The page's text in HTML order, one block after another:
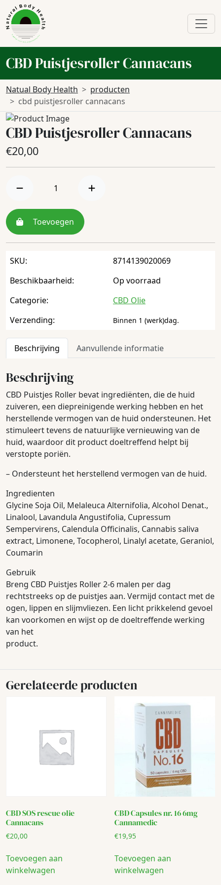
CBD Puistjesroller Cannacans
Natual Body Health
producten
cbd puistjesroller cannacans
CBD Puistjesroller Cannacans
€20,00
Toevoegen
SKU:
8714139020069
Beschikbaarheid:
Op voorraad
Categorie:
CBD Olie
Verzending:
Binnen 1 (werk)dag.
Beschrijving Aanvullende informatie
Beschrijving
CBD Puistjes Roller bevat ingrediënten, die de huid
zuiveren, een diepreinigende werking hebben en het
herstellende vermogen van de huid ondersteunen. Het
stimuleert tevens de natuurlijke vernieuwing van de
huid, waardoor dit product doeltreffend helpt bij
verstopte poriën.
– Ondersteunt het herstellend vermogen van de huid.
Ingredienten
Glycine Soja Oil, Melaleuca Alternifolia, Alcohol Denat.,
Linalool, Lavandula Angustifolia, Cupressum
Sempervirens, Calendula Officinalis, Cannabis saliva
extract, Limonene, Tocopherol, Linalyl acetate, Geraniol,
Coumarin
Gebruik
Breng CBD Puistjes Roller 2-6 malen per dag
rechtstreeks op de puistjes aan. Vermijd contact met de
ogen, lippen en slijmvliezen. Een licht prikkelend gevoel
kan voorkomen en wijst op de doeltreffende werking
van het
product.
Gerelateerde producten
CBD SOS rescue olie
Cannacans
€20,00
Toevoegen aan
winkelwagen
CBD Capsules nr. 16 6mg
Cannamedic
€19,95
Toevoegen aan
winkelwagen